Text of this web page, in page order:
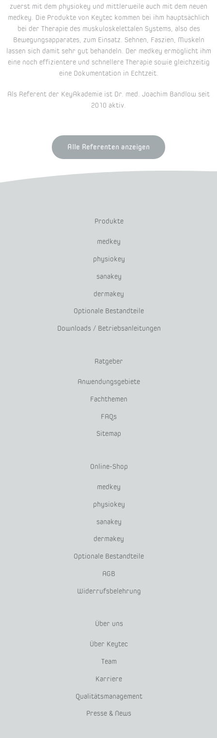
zuerst mit dem physiokey und mittlerweile auch mit dem neuen
medkey. Die Produkte von Keytec kommen bei ihm hauptsächlich
bei der Therapie des muskuloskelettalen Systems, also des
Bewegungsapparates, zum Einsatz. Sehnen, Faszien, Muskeln
lassen sich damit sehr gut behandeln. Der medkey ermöglicht ihm
eine noch effizientere und schnellere Therapie sowie gleichzeitig
eine Dokumentation in Echtzeit.
Als Referent der KeyAkademie ist Dr. med. Joachim Bandlow seit
2010 aktiv.
Alle Referenten anzeigen
Produkte
medkey
physiokey
sanakey
dermakey
Optionale Bestandteile
Downloads / Betriebsanleitungen
Ratgeber
Anwendungsgebiete
Fachthemen
FAQs
Sitemap
Online-Shop
medkey
physiokey
sanakey
dermakey
Optionale Bestandteile
AGB
Widerrufsbelehrung
Über uns
Über Keytec
Team
Karriere
Qualitätsmanagement
Presse & News